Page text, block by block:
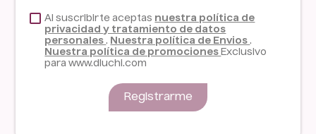
Al suscribirte aceptas nuestra política de
privacidad y tratamiento de datos
personales. Nuestra política de Envios.
Nuestra política de promociones Exclusivo
para www.dluchi.com
Registrarme